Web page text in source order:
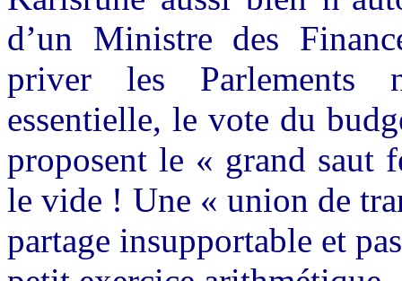
d’un Ministre des
priver les Parlements
essentielle, le vote du
proposent le « grand saut
le vide ! Une « union de
partage insupportable et